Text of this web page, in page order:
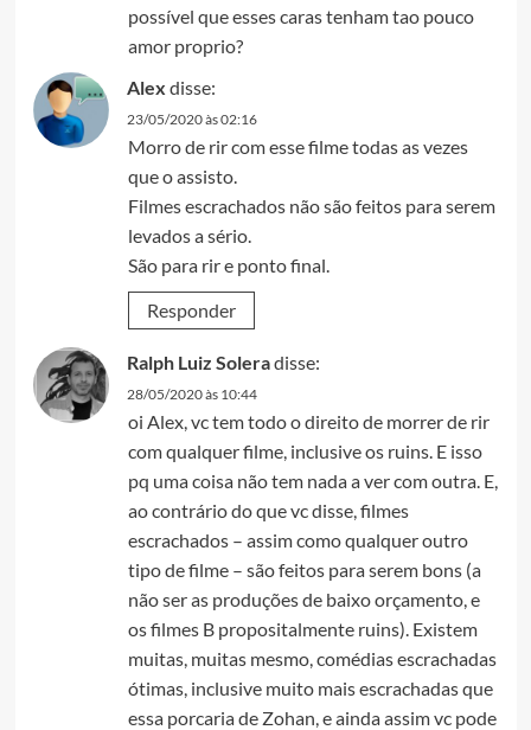
possível que esses caras tenham tao pouco
amor proprio?
Alex disse:
23/05/2020 às 02:16
Morro de rir com esse filme todas as vezes
que o assisto.
Filmes escrachados não são feitos para serem
levados a sério.
São para rir e ponto final.
Responder
Ralph Luiz Soleradisse:
28/05/2020 às 10:44
oi Alex, vc tem todo o direito de morrer de rir
com qualquer filme, inclusive os ruins. E isso
pq uma coisa não tem nada a ver com outra. E,
ao contrário do que vc disse, filmes
escrachados – assim como qualquer outro
tipo de filme – são feitos para serem bons (a
não ser as produções de baixo orçamento, e
os filmes B propositalmente ruins). Existem
muitas, muitas mesmo, comédias escrachadas
ótimas, inclusive muito mais escrachadas que
essa porcaria de Zohan, e ainda assim vc pode